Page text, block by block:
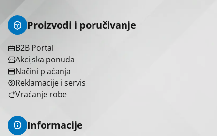
Brend
Biton
Elit +
Proizvodi i poručivanje
B2B Portal
Akcijska ponuda
Načini plaćanja
Reklamacije i servis
Vraćanje robe
Informacije